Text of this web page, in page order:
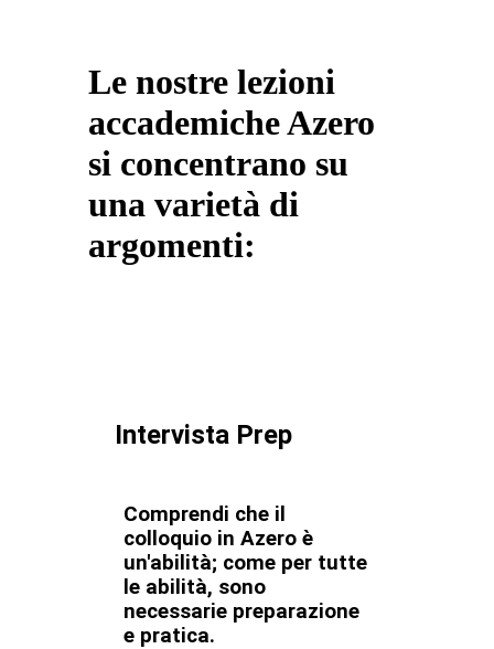
Le nostre lezioni
accademiche Azero
si concentrano su
una varietà di
argomenti:
Intervista Prep
Comprendi che il
colloquio in Azero è
un'abilità; come per tutte
le abilità, sono
necessarie preparazione
e pratica.